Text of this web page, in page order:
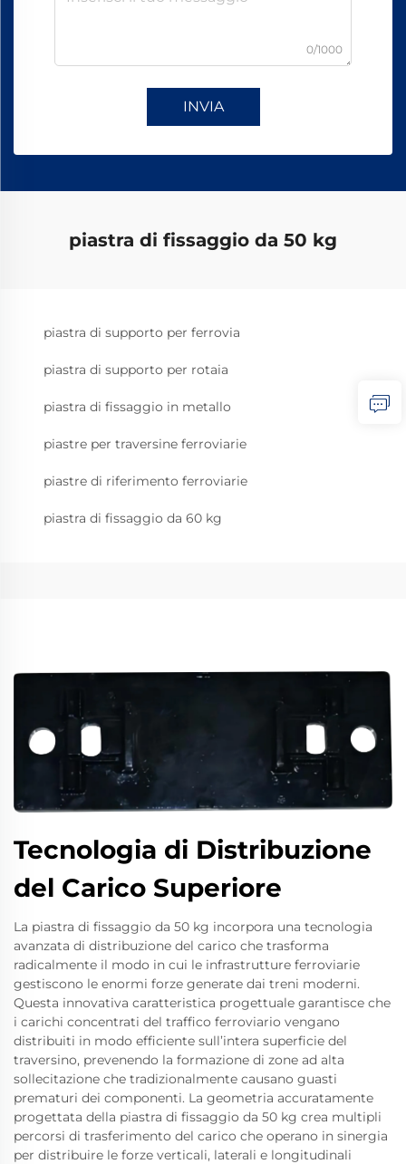
0/1000
INVIA
piastra di fissaggio da 50 kg
piastra di supporto per ferrovia
piastra di supporto per rotaia
piastra di fissaggio in metallo
piastre per traversine ferroviarie
piastre di riferimento ferroviarie
piastra di fissaggio da 60 kg
Tecnologia di Distribuzione
del Carico Superiore
La piastra di fissaggio da 50 kg incorpora una tecnologia
avanzata di distribuzione del carico che trasforma
radicalmente il modo in cui le infrastrutture ferroviarie
gestiscono le enormi forze generate dai treni moderni.
Questa innovativa caratteristica progettuale garantisce che
i carichi concentrati del traffico ferroviario vengano
distribuiti in modo efficiente sull’intera superficie del
traversino, prevenendo la formazione di zone ad alta
sollecitazione che tradizionalmente causano guasti
prematuri dei componenti. La geometria accuratamente
progettata della piastra di fissaggio da 50 kg crea multipli
percorsi di trasferimento del carico che operano in sinergia
per distribuire le forze verticali, laterali e longitudinali